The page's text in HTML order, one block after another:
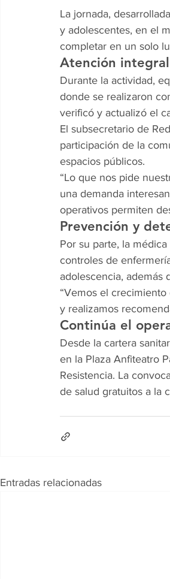
La jornada,
y adolescentes, en el
completar en un solo
Atención
Durante la actividad,
donde se realizaron
verificó y actualizó el
El subsecretario de
participación de la
espacios públicos.
“Lo que nos pide
una demanda
operativos permiten
Prevención y
Por su parte, la
controles de
adolescencia, además
“Vemos el
y realizamos
Continúa el
Desde la cartera
en la Plaza Anfiteatro
Resistencia. La
de salud gratuitos a la
Entradas relacionadas